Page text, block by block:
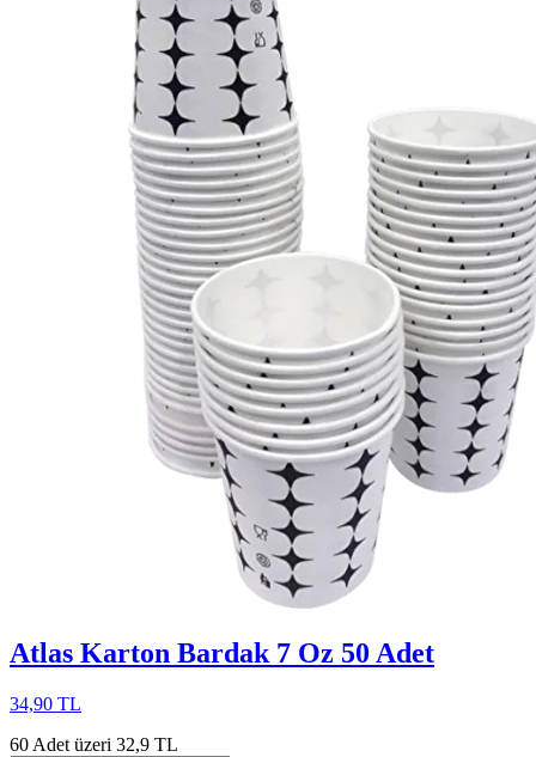
Atlas Karton Bardak 7 Oz 50 Adet
34,90 TL
60 Adet üzeri 32,9 TL